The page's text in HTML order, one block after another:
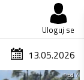
Uloguj se
13.05.2026
1 od 7